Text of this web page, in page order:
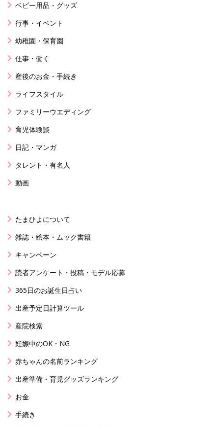
ベビー用品・グッズ
行事・イベント
幼稚園・保育園
仕事・働く
産後のお金・手続き
ライフスタイル
ファミリーウエディング
育児体験談
日記・マンガ
タレント・有名人
動画
たまひよについて
雑誌・絵本・ムック書籍
キャンペーン
読者アンケート・投稿・モデル応募
365日のお誕生日占い
出産予定日計算ツール
産院検索
妊娠中のOK・NG
赤ちゃんの名前ランキング
出産準備・育児グッズランキング
お金
手続き